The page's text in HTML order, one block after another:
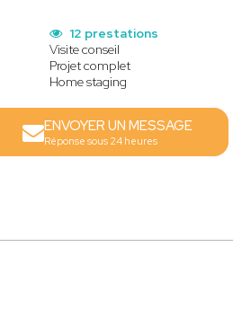
12 prestations
Visite conseil
Projet complet
Home staging
ENVOYER UN MESSAGE
Réponse sous 24 heures